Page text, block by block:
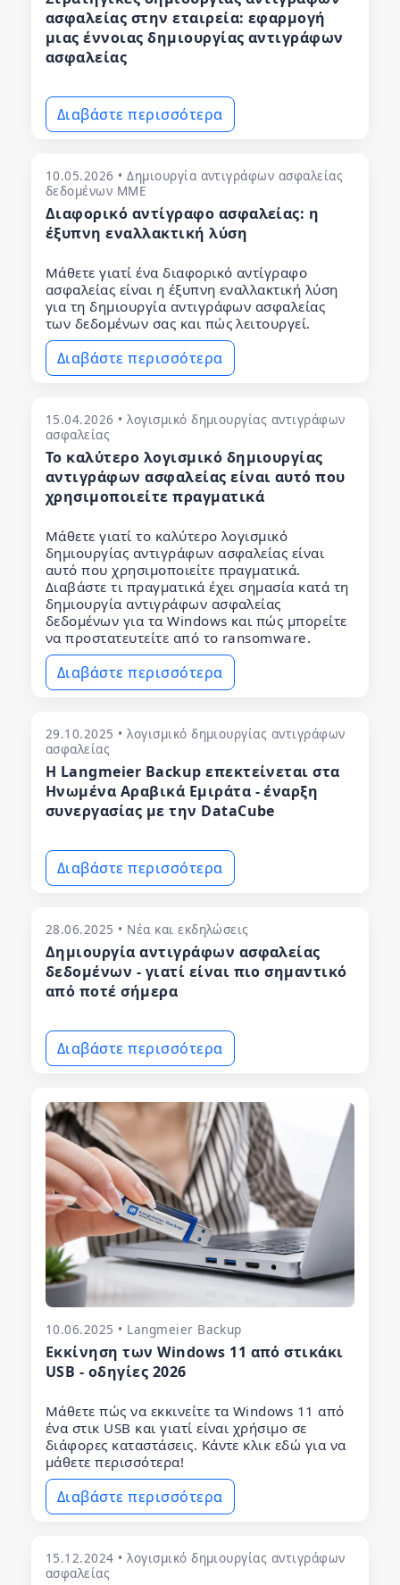
ασφαλείας στην εταιρεία: εφαρμογή
μιας έννοιας δημιουργίας αντιγράφων
ασφαλείας
Διαβάστε περισσότερα
10.05.2026 • Δημιουργία αντιγράφων ασφαλείας
δεδομένων ΜΜΕ
Διαφορικό αντίγραφο ασφαλείας: η
έξυπνη εναλλακτική λύση
Μάθετε γιατί ένα διαφορικό αντίγραφο
ασφαλείας είναι η έξυπνη εναλλακτική λύση
για τη δημιουργία αντιγράφων ασφαλείας
των δεδομένων σας και πώς λειτουργεί.
Διαβάστε περισσότερα
15.04.2026 • λογισμικό δημιουργίας αντιγράφων
ασφαλείας
Το καλύτερο λογισμικό δημιουργίας
αντιγράφων ασφαλείας είναι αυτό που
χρησιμοποιείτε πραγματικά
Μάθετε γιατί το καλύτερο λογισμικό
δημιουργίας αντιγράφων ασφαλείας είναι
αυτό που χρησιμοποιείτε πραγματικά.
Διαβάστε τι πραγματικά έχει σημασία κατά τη
δημιουργία αντιγράφων ασφαλείας
δεδομένων για τα Windows και πώς μπορείτε
να προστατευτείτε από το ransomware.
Διαβάστε περισσότερα
29.10.2025 • λογισμικό δημιουργίας αντιγράφων
ασφαλείας
Η Langmeier Backup επεκτείνεται στα
Ηνωμένα Αραβικά Εμιράτα - έναρξη
συνεργασίας με την DataCube
Διαβάστε περισσότερα
28.06.2025 • Νέα και εκδηλώσεις
Δημιουργία αντιγράφων ασφαλείας
δεδομένων - γιατί είναι πιο σημαντικό
από ποτέ σήμερα
Διαβάστε περισσότερα
10.06.2025 • Langmeier Backup
Εκκίνηση των Windows 11 από στικάκι
USB - οδηγίες 2026
Μάθετε πώς να εκκινείτε τα Windows 11 από
ένα στικ USB και γιατί είναι χρήσιμο σε
διάφορες καταστάσεις. Κάντε κλικ εδώ για να
μάθετε περισσότερα!
Διαβάστε περισσότερα
15.12.2024 • λογισμικό δημιουργίας αντιγράφων
ασφαλείας